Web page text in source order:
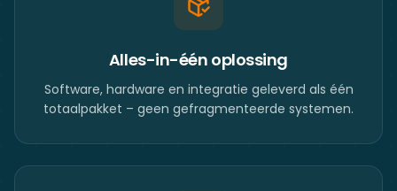
Alles-in-één oplossing
Software, hardware en integratie geleverd als één
totaalpakket – geen gefragmenteerde systemen.